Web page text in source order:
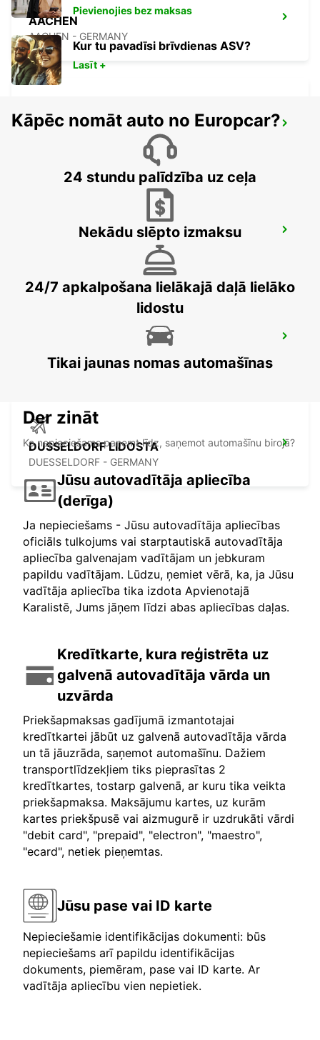
AACHEN
AACHEN - GERMANY
KREFELD
DUSSELDORF CITY
DUESSELDORF - GERMANY
DUSSELDORF MAIN STATION
DUESSELDORF - GERMANY
DUSSELDORF LIDOSTA
DUESSELDORF - GERMANY
Pievienojies bez maksas
Kur tu pavadīsi brīvdienas ASV?
Lasīt +
Kāpēc nomāt auto no Europcar?
24 stundu palīdzība uz ceļa
Nekādu slēpto izmaksu
24/7 apkalpošana lielākajā daļā lielāko
lidostu
Tikai jaunas nomas automašīnas
Der zināt
Ko nepieciešams paņemt līdz, saņemot automašīnu birojā?
Jūsu autovadītāja apliecība
(derīga)
Ja nepieciešams - Jūsu autovadītāja apliecības
oficiāls tulkojums vai starptautiskā autovadītāja
apliecība galvenajam vadītājam un jebkuram
papildu vadītājam. Lūdzu, ņemiet vērā, ka, ja Jūsu
vadītāja apliecība tika izdota Apvienotajā
Karalistē, Jums jāņem līdzi abas apliecības daļas.
Kredītkarte, kura reģistrēta uz
galvenā autovadītāja vārda un
uzvārda
Priekšapmaksas gadījumā izmantotajai
kredītkartei jābūt uz galvenā autovadītāja vārda
un tā jāuzrāda, saņemot automašīnu. Dažiem
transportlīdzekļiem tiks pieprasītas 2
kredītkartes, tostarp galvenā, ar kuru tika veikta
priekšapmaksa. Maksājumu kartes, uz kurām
kartes priekšpusē vai aizmugurē ir uzdrukāti vārdi
"debit card", "prepaid", "electron", "maestro",
"ecard", netiek pieņemtas.
Jūsu pase vai ID karte
Nepieciešamie identifikācijas dokumenti: būs
nepieciešams arī papildu identifikācijas
dokuments, piemēram, pase vai ID karte. Ar
vadītāja apliecību vien nepietiek.